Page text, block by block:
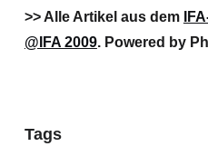
>> Alle Artikel aus dem
@IFA 2009. Powered by
Tags